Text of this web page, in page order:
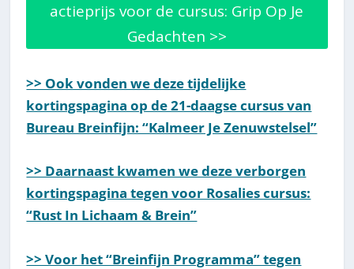
actieprijs voor de cursus: Grip Op Je
Gedachten >>
>> Ook vonden we deze tijdelijke
kortingspagina op de 21-daagse cursus van
Bureau Breinfijn: “Kalmeer Je Zenuwstelsel”
>> Daarnaast kwamen we deze verborgen
kortingspagina tegen voor Rosalies cursus:
“Rust In Lichaam & Brein”
>> Voor het “Breinfijn Programma” tegen